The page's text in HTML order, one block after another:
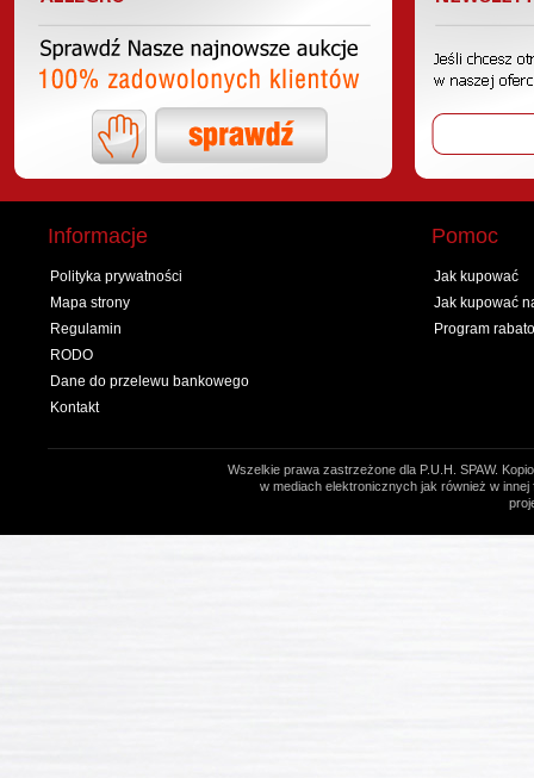
Informacje
Polityka prywatności
Mapa strony
Regulamin
RODO
Dane do przelewu bankowego
Kontakt
Pomoc
Jak kupować
Jak kupować
Program
Wszelkie prawa zastrzeżone dla P.U.H. SPAW.
w mediach elektronicznych jak również w